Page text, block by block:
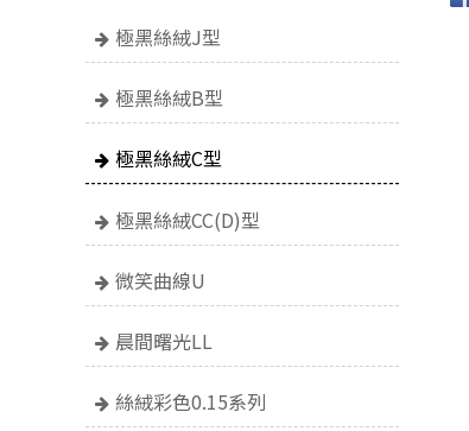
極黑絲絨J型
極黑絲絨B型
極黑絲絨C型
極黑絲絨CC(D)型
微笑曲線U
晨間曙光LL
絲絨彩色0.15系列